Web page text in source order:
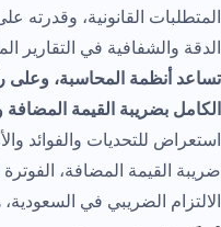
المتطلبات القانونية، وقدرته
الدقة والشفافية في التقارير
تساعد أنظمة المحاسبة، وعلى
الكامل بضريبة القيمة المضافة
استعراض للتحديات والفوائد
الالتزام الضريبي في